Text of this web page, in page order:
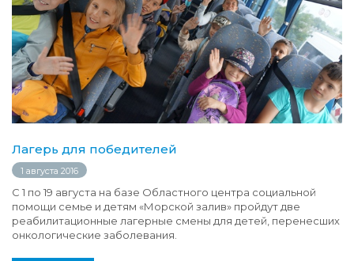
Лагерь для победителей
1 августа 2016
С 1 по 19 августа на базе Областного центра социальной
помощи семье и детям «Морской залив» пройдут две
реабилитационные лагерные смены для детей, перенесших
онкологические заболевания.